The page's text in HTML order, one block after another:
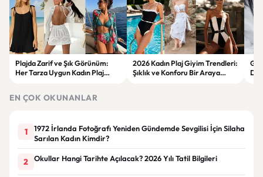
Plajda Zarif ve Şık Görünüm:
Her Tarza Uygun Kadın Plaj
2026 Kadın Plaj Giyim Trendleri:
Şıklık ve Konforu Bir Araya
EN ÇOK OKUNANLAR
1
1972 İrlanda Fotoğrafı Yeniden Gündemde Sevgilisi İçin Silaha
Sarılan Kadın Kimdir?
2 Okullar Hangi Tarihte Açılacak? 2026 Yılı Tatil Bilgileri